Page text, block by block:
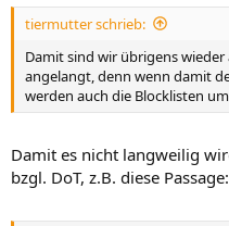
tiermutter schrieb:
Damit sind wir übrigens
angelangt, denn wenn damit
werden auch die Blocklisten
Damit es nicht langweilig
bzgl. DoT, z.B. diese Passage: